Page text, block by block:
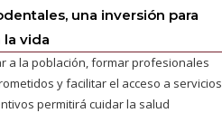
una inversión para
vida
a la población, formar profesionales
y facilitar el acceso a servicios
permitirá cuidar la salud